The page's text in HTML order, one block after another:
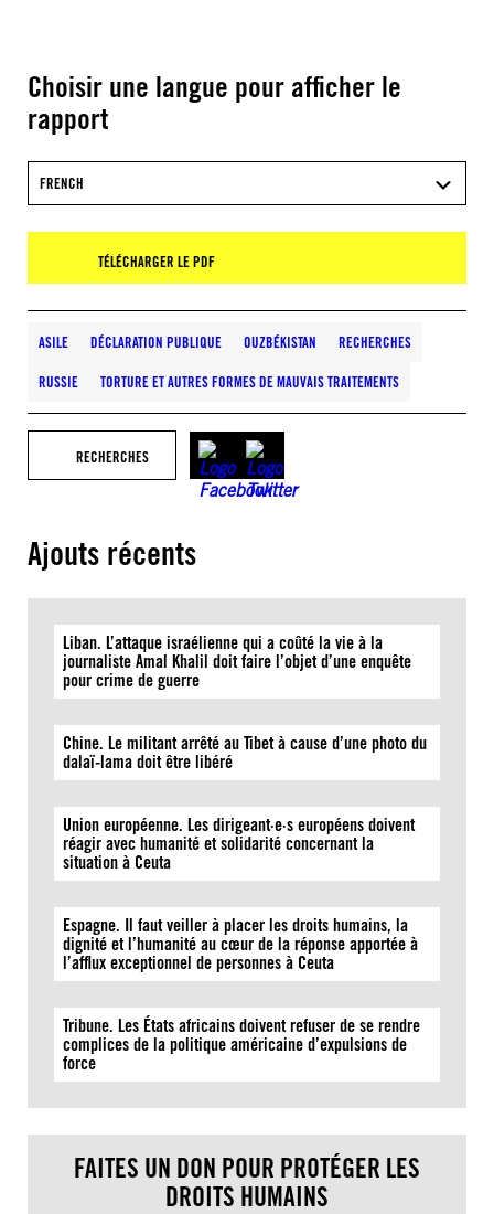
Choisir une langue pour afficher le
rapport
FRENCH
TÉLÉCHARGER LE PDF
ASILE DÉCLARATION PUBLIQUE OUZBÉKISTAN RECHERCHES
RUSSIE TORTURE ET AUTRES FORMES DE MAUVAIS TRAITEMENTS
RECHERCHES
Ajouts récents
Liban. L’attaque israélienne qui a coûté la vie à la
journaliste Amal Khalil doit faire l’objet d’une enquête
pour crime de guerre
Chine. Le militant arrêté au Tibet à cause d’une photo du
dalaï-lama doit être libéré
Union européenne. Les dirigeant·e·s européens doivent
réagir avec humanité et solidarité concernant la
situation à Ceuta
Espagne. Il faut veiller à placer les droits humains, la
dignité et l’humanité au cœur de la réponse apportée à
l’afflux exceptionnel de personnes à Ceuta
Tribune. Les États africains doivent refuser de se rendre
complices de la politique américaine d’expulsions de
force
FAITES UN DON POUR PROTÉGER LES
DROITS HUMAINS